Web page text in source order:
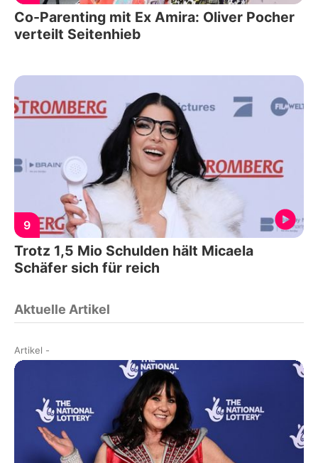
Co-Parenting mit Ex Amira: Oliver Pocher
verteilt Seitenhieb
9
Trotz 1,5 Mio Schulden hält Micaela
Schäfer sich für reich
Aktuelle Artikel
Artikel -